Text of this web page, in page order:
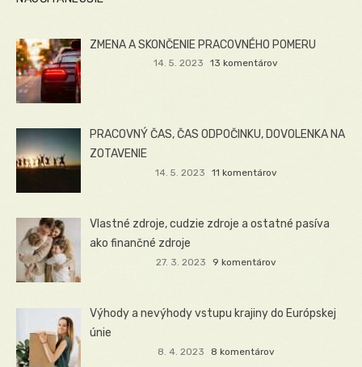
ZMENA A SKONČENIE PRACOVNÉHO POMERU
14. 5. 2023 13 komentárov
PRACOVNÝ ČAS, ČAS ODPOČINKU, DOVOLENKA NA
ZOTAVENIE
14. 5. 2023 11 komentárov
Vlastné zdroje, cudzie zdroje a ostatné pasíva
ako finančné zdroje
27. 3. 2023 9 komentárov
Výhody a nevýhody vstupu krajiny do Európskej
únie
8. 4. 2023 8 komentárov